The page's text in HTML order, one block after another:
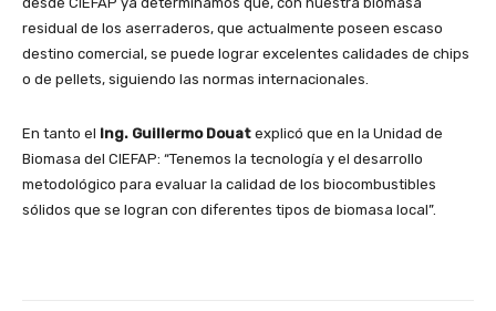
residual de los aserraderos, que actualmente poseen escaso
destino comercial, se puede lograr excelentes calidades de chips
o de pellets, siguiendo las normas internacionales.
En tanto el Ing. Guillermo Douat explicó que en la Unidad de
Biomasa del CIEFAP: “Tenemos la tecnología y el desarrollo
metodológico para evaluar la calidad de los biocombustibles
sólidos que se logran con diferentes tipos de biomasa local”.